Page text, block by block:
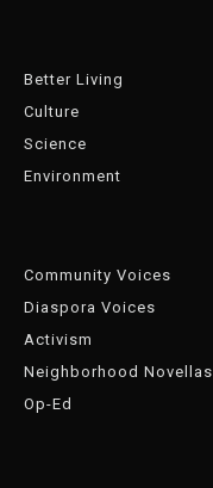
Better Living
Culture
Science
Environment
Community Voices
Diaspora Voices
Activism
Neighborhood Novellas
Op-Ed